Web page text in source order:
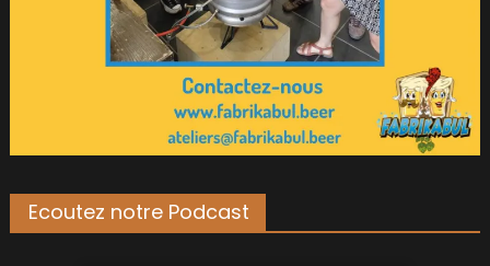
Ecoutez notre Podcast